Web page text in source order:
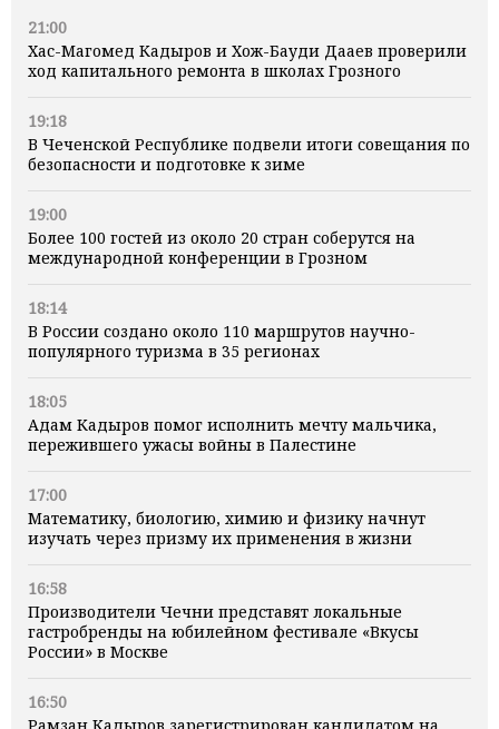
21:00
Хас-Магомед Кадыров и Хож-Бауди Дааев проверили
ход капитального ремонта в школах Грозного
19:18
В Чеченской Республике подвели итоги совещания по
безопасности и подготовке к зиме
19:00
Более 100 гостей из около 20 стран соберутся на
международной конференции в Грозном
18:14
В России создано около 110 маршрутов научно-
популярного туризма в 35 регионах
18:05
Адам Кадыров помог исполнить мечту мальчика,
пережившего ужасы войны в Палестине
17:00
Математику, биологию, химию и физику начнут
изучать через призму их применения в жизни
16:58
Производители Чечни представят локальные
гастробренды на юбилейном фестивале «Вкусы
России» в Москве
16:50